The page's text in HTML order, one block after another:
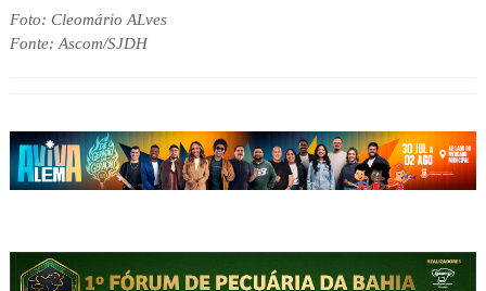
Foto: Cleomário ALves
Fonte: Ascom/SJDH